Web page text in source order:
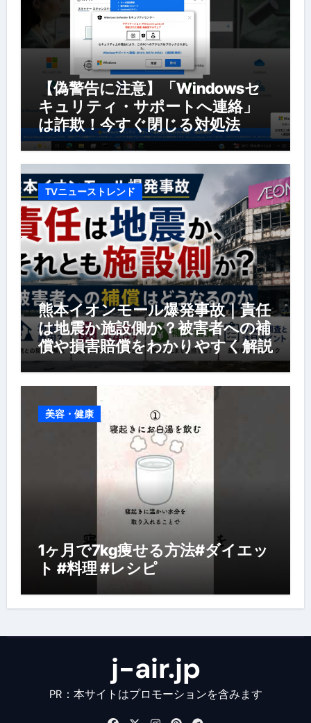
【偽警告に注意】「Windowsセ
キュリティ・サポートへ連絡」
は詐欺！今すぐ閉じる対処法
TVニューストレンド
熊本イオンモール爆発事故｜責任
は地震か施設側か？被害者への補
償や損害賠償をわかりやすく解説
美容・健康
1ヶ月で7kg痩せる方法#ダイエッ
ト #料理 #レシピ
j-air.jp
PR：本サイトはプロモーションを含みます